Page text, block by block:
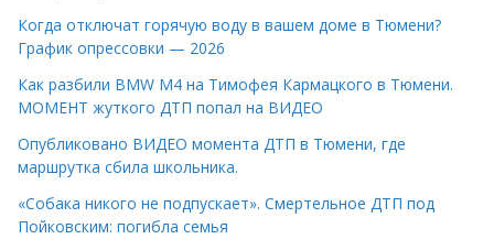
Когда отключат горячую воду в вашем доме в Тюмени?
График опрессовки — 2026
Как разбили BMW M4 на Тимофея Кармацкого в Тюмени.
МОМЕНТ жуткого ДТП попал на ВИДЕО
Опубликовано ВИДЕО момента ДТП в Тюмени, где
маршрутка сбила школьника.
«Собака никого не подпускает». Смертельное ДТП под
Пойковским: погибла семья